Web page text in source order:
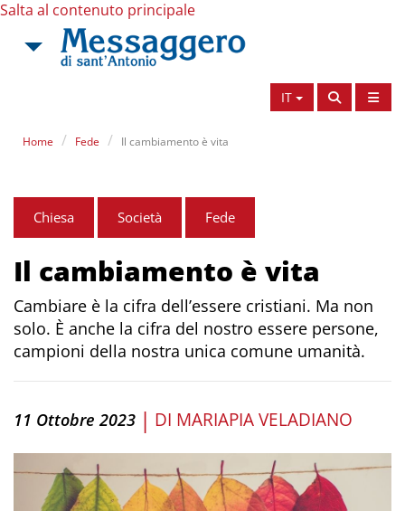
Salta al contenuto principale
IT
Home Fede Il cambiamento è vita
Chiesa Società Fede
Il cambiamento è vita
Cambiare è la cifra dell’essere cristiani. Ma non
solo. È anche la cifra del nostro essere persone,
campioni della nostra unica comune umanità.
11 Ottobre 2023 | DI MARIAPIA VELADIANO